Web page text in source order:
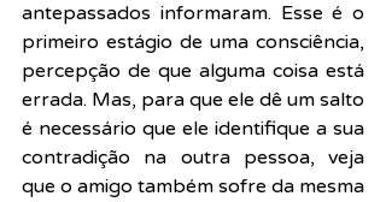
antepassados informaram. Esse é o
primeiro estágio de uma consciência,
percepção de que alguma coisa está
errada. Mas, para que ele dê um salto
é necessário que ele identifique a sua
contradição na outra pessoa, veja
que o amigo também sofre da mesma